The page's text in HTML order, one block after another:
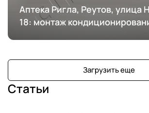
Аптека Ригла, Реутов, улица
18: монтаж
Загрузить еще
Статьи